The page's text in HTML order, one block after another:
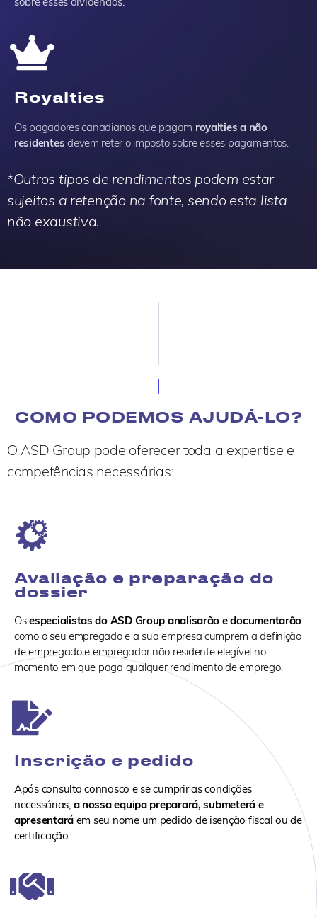
Royalties
Os pagadores canadianos que pagam royalties a não
residentes devem reter o imposto sobre esses pagamentos.
*Outros tipos de rendimentos podem estar
sujeitos a retenção na fonte, sendo esta lista
não exaustiva.
COMO PODEMOS AJUDÁ-LO?
O ASD Group pode oferecer toda a expertise e
competências necessárias:
Avaliação e preparação do
dossier
Osespecialistas do ASD Group analisarão e documentarão
como o seu empregado e a sua empresa cumprem a definição
de empregado e empregador não residente elegível no
momento em que paga qualquer rendimento de emprego.
Inscrição e pedido
Após consulta connosco e se cumprir as condições
necessárias, a nossa equipa preparará, submeterá e
apresentará em seu nome um pedido de isenção fiscal ou de
certificação.